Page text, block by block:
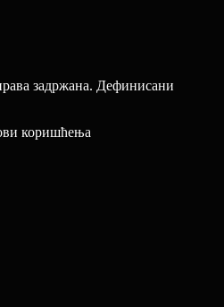
задржана. Дефинисани
коришћења